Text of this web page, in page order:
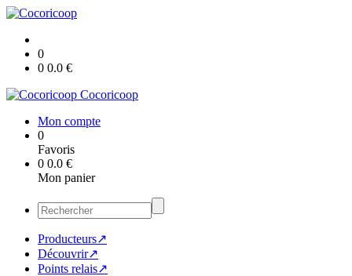
0
0 0.0 €
Cocoricoop
Mon compte
0
Favoris
0 0.0 €
Mon panier
Producteurs↗
Découvrir↗
Points relais↗